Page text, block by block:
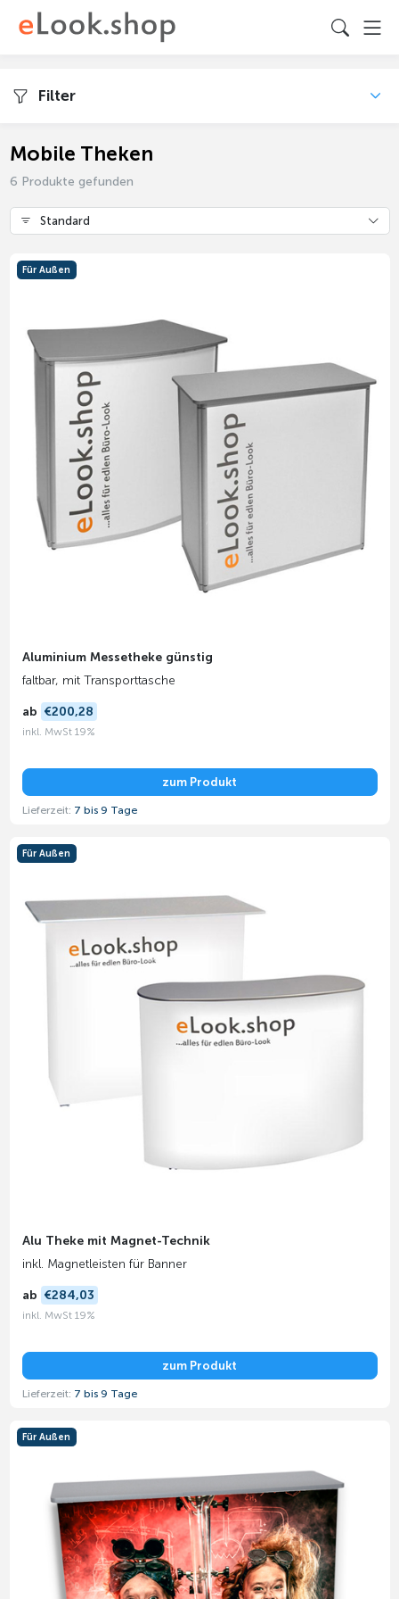
Filter
Mobile Theken
6 Produkte gefunden
Standard
Aluminium Messetheke günstig
faltbar, mit Transporttasche
ab €200,28
inkl. MwSt 19%
zum Produkt
Lieferzeit: 7 bis 9 Tage
Für Außen
Alu Theke mit Magnet-Technik
inkl. Magnetleisten für Banner
ab €284,03
inkl. MwSt 19%
zum Produkt
Lieferzeit: 7 bis 9 Tage
Für Außen
Für Außen